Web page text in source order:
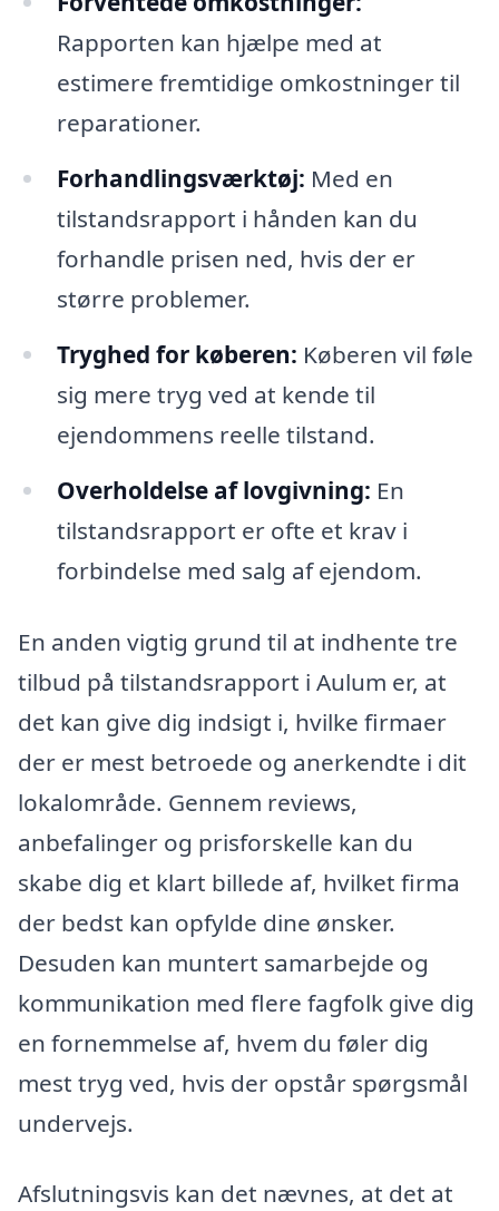
Rapporten kan hjælpe med at
estimere fremtidige omkostninger til
reparationer.
Forhandlingsværktøj: Med en
tilstandsrapport i hånden kan du
forhandle prisen ned, hvis der er
større problemer.
Tryghed for køberen: Køberen vil føle
sig mere tryg ved at kende til
ejendommens reelle tilstand.
Overholdelse af lovgivning: En
tilstandsrapport er ofte et krav i
forbindelse med salg af ejendom.
En anden vigtig grund til at indhente tre
tilbud på tilstandsrapport i Aulum er, at
det kan give dig indsigt i, hvilke firmaer
der er mest betroede og anerkendte i dit
lokalområde. Gennem reviews,
anbefalinger og prisforskelle kan du
skabe dig et klart billede af, hvilket firma
der bedst kan opfylde dine ønsker.
Desuden kan muntert samarbejde og
kommunikation med flere fagfolk give dig
en fornemmelse af, hvem du føler dig
mest tryg ved, hvis der opstår spørgsmål
undervejs.
Afslutningsvis kan det nævnes, at det at